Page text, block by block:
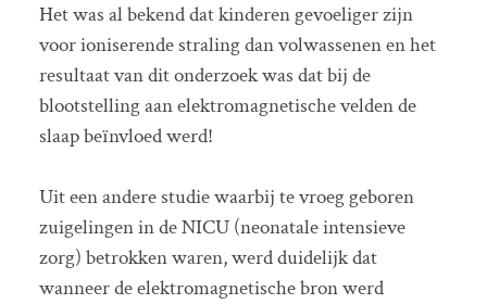
Het was al bekend dat kinderen gevoeliger zijn
voor ioniserende straling dan volwassenen en het
resultaat van dit onderzoek was dat bij de
blootstelling aan elektromagnetische velden de
slaap beïnvloed werd!
Uit een andere studie waarbij te vroeg geboren
zuigelingen in de NICU (neonatale intensieve
zorg) betrokken waren, werd duidelijk dat
wanneer de elektromagnetische bron werd